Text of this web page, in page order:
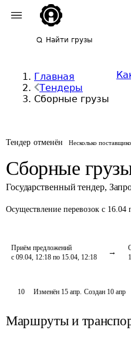
Найти грузы
Главная
Тендеры
Сборные грузы
Тендер отменён Несколько
Сборные
Государственный тендер,
Осуществление перевозок с 16.04
Приём предложений
с 09.04, 12:18 по 15.04, 12:18
10 Изменён 15 апр. Создан 10 апр
Маршруты и